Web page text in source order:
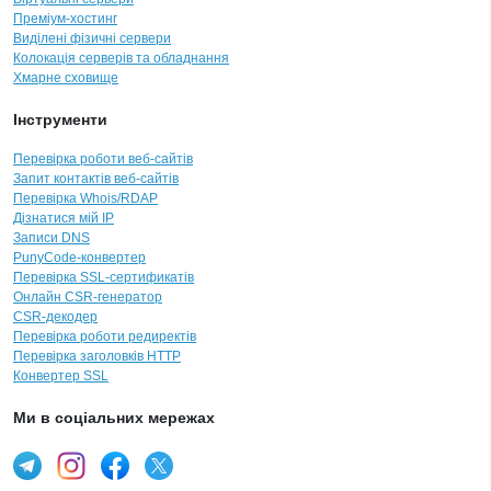
Преміум-хостинг
Виділені фізичні сервери
Колокація серверів та обладнання
Хмарне сховище
Інструменти
Перевірка роботи веб-сайтів
Запит контактів веб-сайтів
Перевірка Whois/RDAP
Дізнатися мій IP
Записи DNS
PunyCode-конвертер
Перевірка SSL-сертификатів
Онлайн CSR-генератор
CSR-декодер
Перевірка роботи редиректів
Перевірка заголовків HTTP
Конвертер SSL
Ми в соціальних мережах